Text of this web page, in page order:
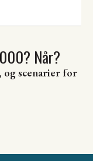
Når?
og scenarier for